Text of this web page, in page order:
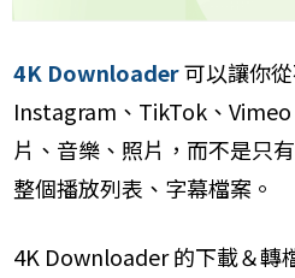
4K Downloader可以讓你
Instagram、TikTok、
片、音樂、照片，而不是只
整個播放列表、字幕檔案。
4K Downloader 的下載＆轉